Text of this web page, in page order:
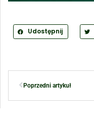
Udostępnij
Poprzedni artykuł